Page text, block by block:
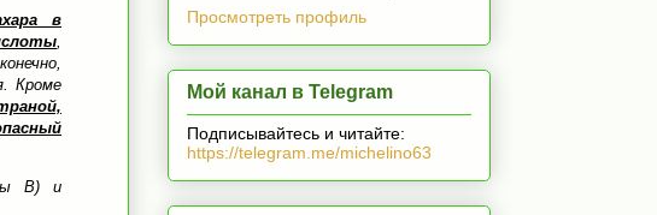
в
Кроме
В) и
Просмотреть профиль
Мой канал в Telegram
Подписывайтесь и читайте:
https://telegram.me/michelino63